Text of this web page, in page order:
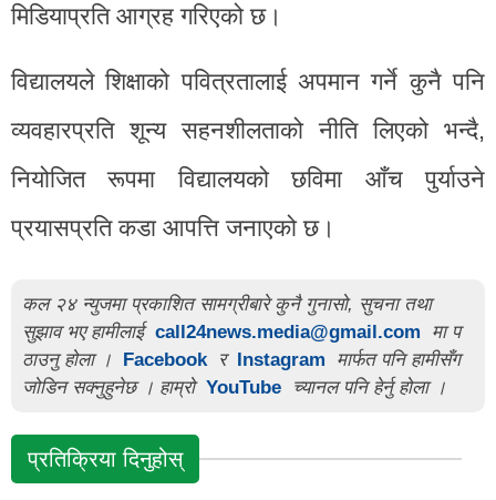
मिडियाप्रति आग्रह गरिएको छ।
विद्यालयले शिक्षाको पवित्रतालाई अपमान गर्ने कुनै पनि
व्यवहारप्रति शून्य सहनशीलताको नीति लिएको भन्दै,
नियोजित रूपमा विद्यालयको छविमा आँच पुर्याउने
प्रयासप्रति कडा आपत्ति जनाएको छ।
कल २४ न्युजमा प्रकाशित सामग्रीबारे कुनै गुनासो, सुचना तथा
सुझाव भए हामीलाई call24news.media@gmail.com
मा प
ठाउनु होला ।
Facebook र Instagram
मार्फत पनि हामीसँग
जोडिन सक्नुहुनेछ । हाम्रो YouTube च्यानल पनि हेर्नु होला ।
प्रतिक्रिया दिनुहोस्